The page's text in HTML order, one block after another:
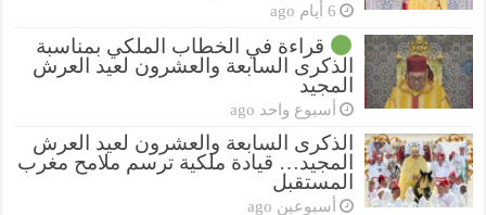
6 أيام ago
قراءة في الخطاب الملكي بمناسبة
الذكرى السابعة والعشرون لعيد العرش
المجيد
أسبوع واحد ago
الذكرى السابعة والعشرون لعيد العرش
المجيد… قيادة ملكية ترسم ملامح مغرب
المستقبل
أسبوعين ago